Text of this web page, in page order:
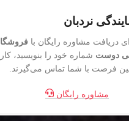
نردبان
دریافت مشاوره رایگان با
دوست شماره خود را بنویسید،
فرصت با شما تماس می‌گیرند.
مشاوره رایگان